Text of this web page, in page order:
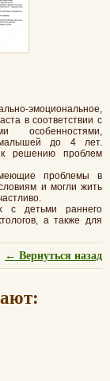
эмоциональное,
в соответствии с
особенностями,
малышей до 4 лет.
к решению проблем
проблемы в
и могли жить
с детьми раннего
а также для
← Вернуться назад